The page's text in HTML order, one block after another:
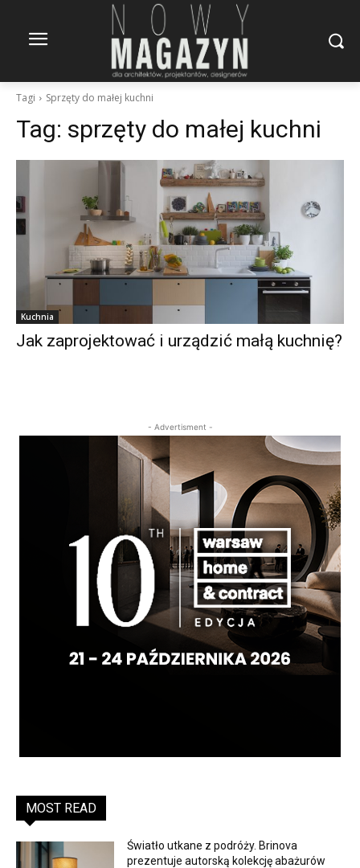
Tagi Sprzęty do małej kuchni
Tag: sprzęty do małej kuchni
Kuchnia
Jak zaprojektować i urządzić małą kuchnię?
- Advertisment -
MOST READ
Światło utkane z podróży. Brinova
prezentuje autorską kolekcję abażurów